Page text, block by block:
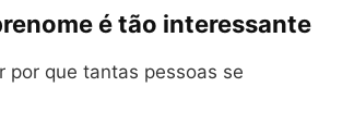
é tão interessante
por que tantas pessoas se